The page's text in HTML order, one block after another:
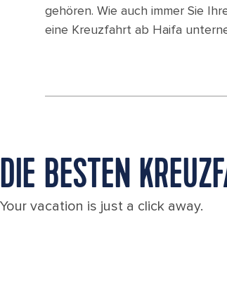
gehören. Wie auch immer Sie
eine Kreuzfahrt ab Haifa
DIE BESTEN
Your vacation is just a click away.